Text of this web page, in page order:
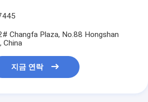
Changfa Plaza, No.88 Hongshan
China
지금 연락